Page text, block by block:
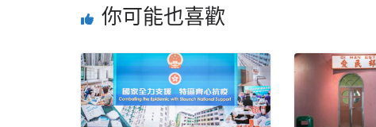
你可能也喜歡